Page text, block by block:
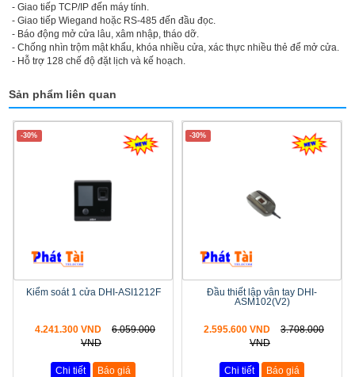
- Giao tiếp TCP/IP đến máy tính.
- Giao tiếp Wiegand hoặc RS-485 đến đầu đọc.
- Báo động mở cửa lâu, xâm nhập, tháo dỡ.
- Chống nhìn trộm mật khẩu, khóa nhiều cửa, xác thực nhiều thẻ để mở cửa.
- Hỗ trợ 128 chế độ đặt lịch và kế hoạch.
Sản phẩm liên quan
-30%
Kiểm soát 1 cửa DHI-ASI1212F
4.241.300 VND
6.059.000
VND
Chi tiết Báo giá
-30%
Đầu thiết lập vân tay DHI-
ASM102(V2)
2.595.600 VND
3.708.000
VND
Chi tiết Báo giá